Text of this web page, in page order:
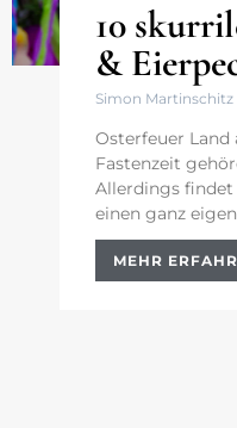
10
&
Simon Martinschitz
Osterfeuer Land
Fastenzeit
Allerdings findet
einen ganz
MEHR